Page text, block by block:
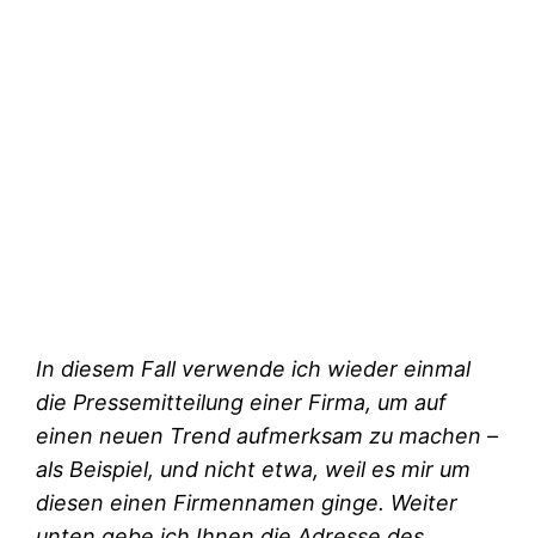
In diesem Fall verwende ich wieder einmal
die Pressemitteilung einer Firma, um auf
einen neuen Trend aufmerksam zu machen –
als Beispiel, und nicht etwa, weil es mir um
diesen einen Firmennamen ginge. Weiter